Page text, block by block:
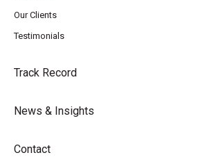
Our Clients
Testimonials
Track Record
News & Insights
Contact